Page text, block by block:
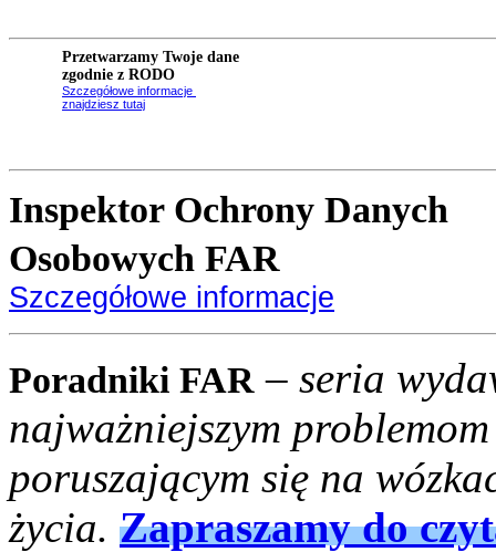
Przetwarzamy Twoje dane
zgodnie z RODO
Szczegółowe informacje
znajdziesz tutaj
Inspektor Ochrony Danych
Osobowych FAR
Szczegółowe informacje
Poradniki FAR – seria
najważniejszym
poruszającym się na
życia. Zapraszamy do